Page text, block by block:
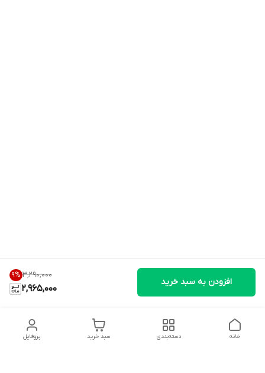
۳٬۲۹۰٬۰۰۰ 9%
2,965,000
افزودن به سبد خرید
پروفایل سبد خرید دسته‌بندی خانه